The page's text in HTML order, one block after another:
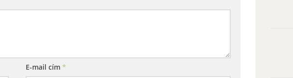
E-mail cím*